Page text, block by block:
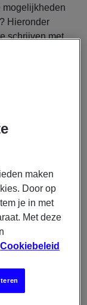
mogelijkheden
Hieronder
schrijven met
te
zie je een
dan de
vertel je een
“Ik heb
mijn kennis
Schrijf op
maken
Door op
je in met
Met deze
Cookiebeleid